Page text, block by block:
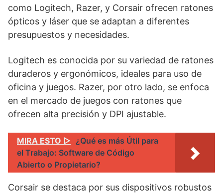
como Logitech, Razer, y Corsair ofrecen ratones
ópticos y láser que se adaptan a diferentes
presupuestos y necesidades.
Logitech es conocida por su variedad de ratones
duraderos y ergonómicos, ideales para uso de
oficina y juegos. Razer, por otro lado, se enfoca
en el mercado de juegos con ratones que
ofrecen alta precisión y DPI ajustable.
MIRA ESTO ▷ ¿Qué es más Útil para
el Trabajo: Software de Código
Abierto o Propietario?
Corsair se destaca por sus dispositivos robustos